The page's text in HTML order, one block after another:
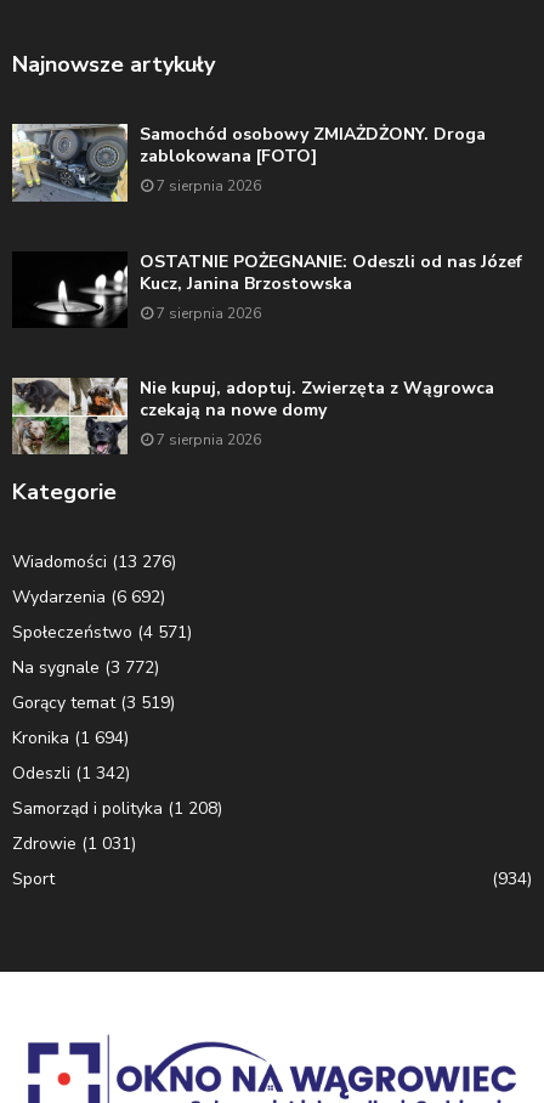
Najnowsze artykuły
Samochód osobowy ZMIAŻDŻONY. Droga
zablokowana [FOTO]
7 sierpnia 2026
OSTATNIE POŻEGNANIE: Odeszli od nas Józef
Kucz, Janina Brzostowska
7 sierpnia 2026
Nie kupuj, adoptuj. Zwierzęta z Wągrowca
czekają na nowe domy
7 sierpnia 2026
Kategorie
Wiadomości (13 276)
Wydarzenia (6 692)
Społeczeństwo (4 571)
Na sygnale (3 772)
Gorący temat(3 519)
Kronika (1 694)
Odeszli (1 342)
Samorząd i polityka (1 208)
Zdrowie (1 031)
Sport
(934)